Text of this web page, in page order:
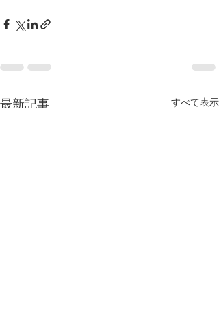
最新記事 すべて表示